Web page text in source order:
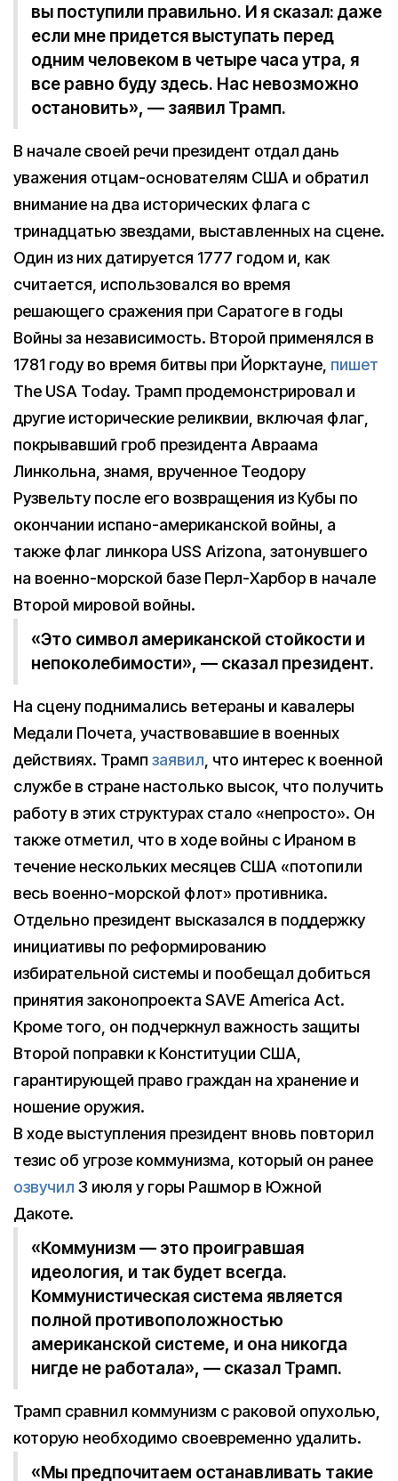
вы поступили правильно. И я сказал: даже
если мне придется выступать перед
одним человеком в четыре часа утра, я
все равно буду здесь. Нас невозможно
остановить», — заявил Трамп.
В начале своей речи президент отдал дань
уважения отцам-основателям США и обратил
внимание на два исторических флага с
тринадцатью звездами, выставленных на сцене.
Один из них датируется 1777 годом и, как
считается, использовался во время
решающего сражения при Саратоге в годы
Войны за независимость. Второй применялся в
1781 году во время битвы при Йорктауне, пишет
The USA Today. Трамп продемонстрировал и
другие исторические реликвии, включая флаг,
покрывавший гроб президента Авраама
Линкольна, знамя, врученное Теодору
Рузвельту после его возвращения из Кубы по
окончании испано-американской войны, а
также флаг линкора USS Arizona, затонувшего
на военно-морской базе Перл-Харбор в начале
Второй мировой войны.
«Это символ американской стойкости и
непоколебимости», — сказал президент.
На сцену поднимались ветераны и кавалеры
Медали Почета, участвовавшие в военных
действиях. Трамп заявил, что интерес к военной
службе в стране настолько высок, что получить
работу в этих структурах стало «непросто». Он
также отметил, что в ходе войны с Ираном в
течение нескольких месяцев США «потопили
весь военно-морской флот» противника.
Отдельно президент высказался в поддержку
инициативы по реформированию
избирательной системы и пообещал добиться
принятия законопроекта SAVE America Act.
Кроме того, он подчеркнул важность защиты
Второй поправки к Конституции США,
гарантирующей право граждан на хранение и
ношение оружия.
В ходе выступления президент вновь повторил
тезис об угрозе коммунизма, который он ранее
озвучил 3 июля у горы Рашмор в Южной
Дакоте.
«Коммунизм — это проигравшая
идеология, и так будет всегда.
Коммунистическая система является
полной противоположностью
американской системе, и она никогда
нигде не работала», — сказал Трамп.
Трамп сравнил коммунизм с раковой опухолью,
которую необходимо своевременно удалить.
«Мы предпочитаем останавливать такие